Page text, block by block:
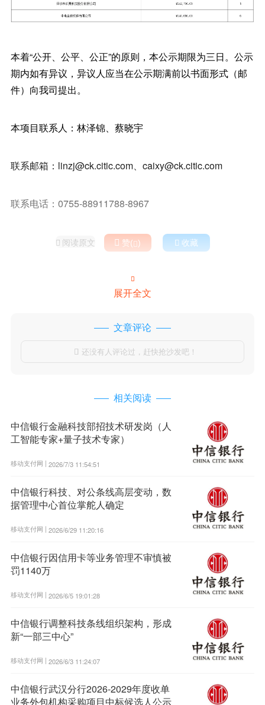
本着“公开、公平、公正”的原则，本公示期限为三日。公示
期内如有异议，异议人应当在公示期满前以书面形式（邮
件）向我司提出。
本项目联系人：林泽锦、蔡晓宇
联系邮箱：linzj@ck.citic.com、caixy@ck.citic.com
联系电话：0755-88911788-8967
 阅读原文  赞()  收藏

展开全文
文章评论
 还没有人评论过，赶快抢沙发吧！
相关阅读
中信银行金融科技部招技术研发岗（人
工智能专家+量子技术专家）
移动支付网 | 2026/7/3 11:54:51
中信银行科技、对公条线高层变动，数
据管理中心首位掌舵人确定
移动支付网 | 2026/6/29 11:20:16
中信银行因信用卡等业务管理不审慎被
罚1140万
移动支付网 | 2026/6/5 19:01:28
中信银行调整科技条线组织架构，形成
新“一部三中心”
移动支付网 | 2026/6/3 11:24:07
中信银行武汉分行2026-2029年度收单
业务外包机构采购项目中标候选人公示